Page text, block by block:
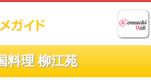
料理 柳江苑